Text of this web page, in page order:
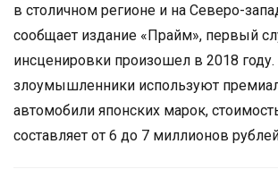
в столичном регионе и на Северо-
сообщает издание «Прайм», первый
инсценировки произошел в 2018
злоумышленники используют
автомобили японских марок,
составляет от 6 до 7 миллионов